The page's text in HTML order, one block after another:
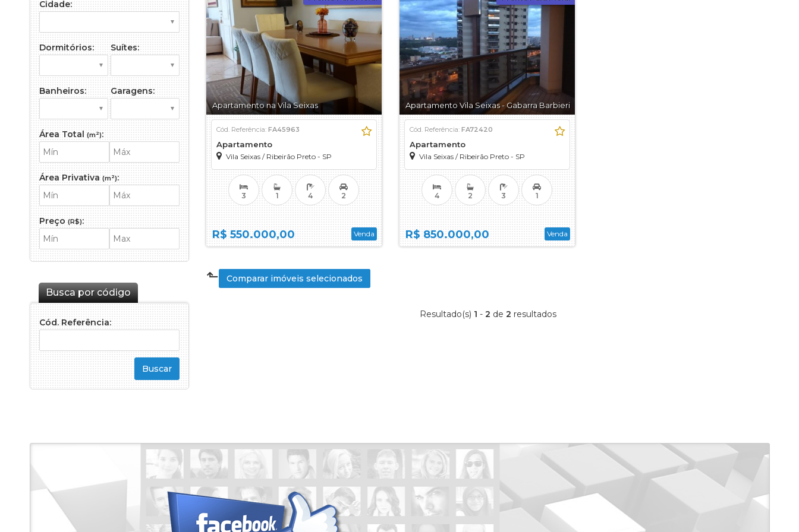
Galpão
Imóvel Comercial
Loft
Sala Comercial
Salão
Sítio
Terreno
Terreno em Condomínio
Condomínio Arara Verde
Condomínio Arara Vermelha
Condomínio Aurora Village
Condomínio Bela Vista - Olhos D Água
Condomínio Bella Cittá
Condomínio Blend Coliving
Condomínio Borda do Parque - Olhos D Água
Condominio Buganvile - Olhos D Água
Condomínio Buona Vita Ribeirão
Condomínio Buritis
Condomínio Chácaras Hípica
Condomínio Chácaras Itanhangá
Condomínio Cidade da Criança
Condomínio Colina do Golfe
Condomínio Estação Primavera
Condomínio Guaporé 1
Condomínio Mirante - Royal Park
Condomínio Monte Verde
Condomínio Nova Aliança
Condomínio Nova Aliança Sul
Condomínio Paineiras
Apartamento na Vila Seixas
Apartamento
Vila Seixas/ Ribeirão Preto - SP
Cód. Referência: FA45963
Venda
R$ 550.000,00
3 1 4 2
Apartamento Vila Seixas - Gabarra Barbieri
Apartamento
Vila Seixas/ Ribeirão Preto - SP
Cód. Referência: FA72420
Venda
R$ 850.000,00
4 2 3 1
⬑ Comparar imóveis selecionados
Resultado(s) 1 - 2 de 2 resultados
Cidade:
Dormitórios: Suítes:
Banheiros: Garagens:
Área Total (m²):
Área Privativa (m²):
Preço (R$):
Busca por código
Cód. Referência: